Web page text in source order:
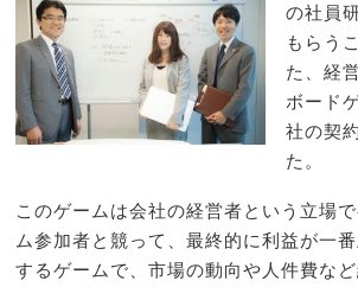
の社員
もらう
た、経
ボード
社の契
た。
このゲームは会社の経営者という立場
ム参加者と競って、最終的に利益が一
するゲームで、市場の動向や人件費な